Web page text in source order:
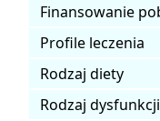
Finansowanie
Profile leczenia
Rodzaj diety
Rodzaj